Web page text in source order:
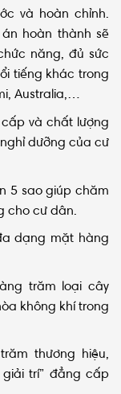
hoàn thành sẽ
năng, đủ sức
tiếng khác trong
Australia,…
và chất lượng
dưỡng của cư
5 sao giúp chăm
cho cư dân.
dạng mặt hàng
trăm loại cây
không khí trong
thương hiệu,
trí” đẳng cấp